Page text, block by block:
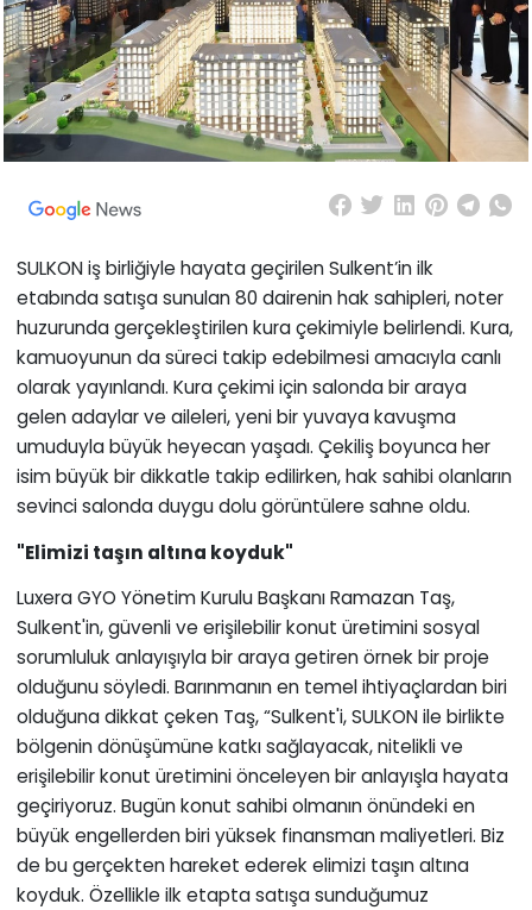
SULKON iş birliğiyle hayata geçirilen Sulkent’in ilk
etabında satışa sunulan 80 dairenin hak sahipleri, noter
huzurunda gerçekleştirilen kura çekimiyle belirlendi. Kura,
kamuoyunun da süreci takip edebilmesi amacıyla canlı
olarak yayınlandı. Kura çekimi için salonda bir araya
gelen adaylar ve aileleri, yeni bir yuvaya kavuşma
umuduyla büyük heyecan yaşadı. Çekiliş boyunca her
isim büyük bir dikkatle takip edilirken, hak sahibi olanların
sevinci salonda duygu dolu görüntülere sahne oldu.
"Elimizi taşın altına koyduk"
Luxera GYO Yönetim Kurulu Başkanı Ramazan Taş,
Sulkent'in, güvenli ve erişilebilir konut üretimini sosyal
sorumluluk anlayışıyla bir araya getiren örnek bir proje
olduğunu söyledi. Barınmanın en temel ihtiyaçlardan biri
olduğuna dikkat çeken Taş, “Sulkent'i, SULKON ile birlikte
bölgenin dönüşümüne katkı sağlayacak, nitelikli ve
erişilebilir konut üretimini önceleyen bir anlayışla hayata
geçiriyoruz. Bugün konut sahibi olmanın önündeki en
büyük engellerden biri yüksek finansman maliyetleri. Biz
de bu gerçekten hareket ederek elimizi taşın altına
koyduk. Özellikle ilk etapta satışa sunduğumuz